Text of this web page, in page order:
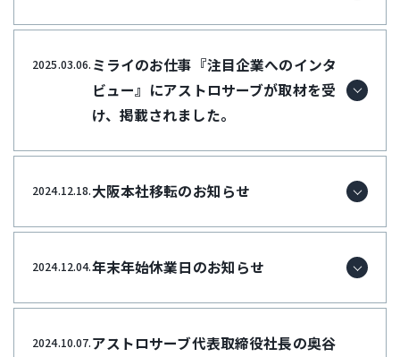
2025.03.06. ミライのお仕事『注目企業へのインタ
ビュー』にアストロサーブが取材を受
け、掲載されました。
2024.12.18.大阪本社移転のお知らせ
2024.12.04.年末年始休業日のお知らせ
2024.10.07.アストロサーブ代表取締役社長の奥谷